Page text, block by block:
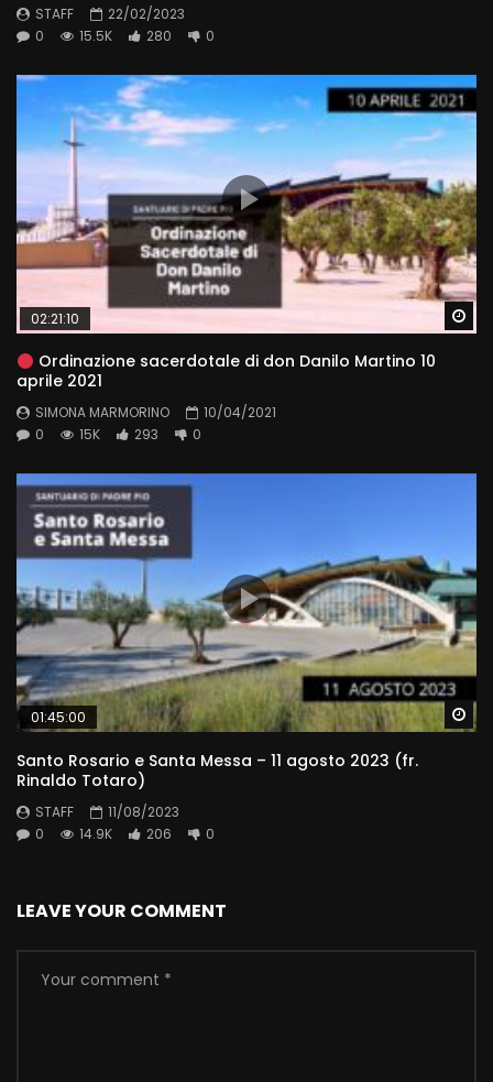
STAFF
22/02/2023
0
15.5K 280 0
02:21:10
Ordinazione sacerdotale di don Danilo Martino 10
aprile 2021
SIMONA MARMORINO
10/04/2021
0
15K 293 0
01:45:00
Santo Rosario e Santa Messa – 11 agosto 2023 (fr.
Rinaldo Totaro)
STAFF
11/08/2023
0
14.9K 206 0
LEAVE YOUR COMMENT